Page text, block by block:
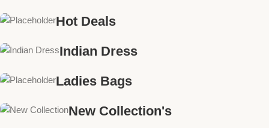
Hot Deals
Indian Dress
Ladies Bags
New Collection's